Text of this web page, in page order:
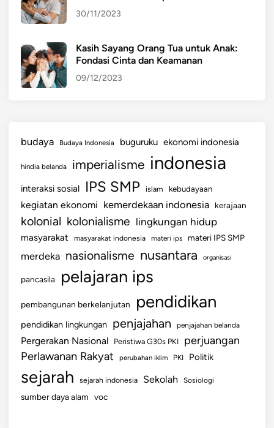
30/11/2023
Kasih Sayang Orang Tua untuk Anak:
Fondasi Cinta dan Keamanan
09/12/2023
budaya Budaya Indonesia buguruku ekonomi indonesia
hindia belanda imperialisme indonesia
interaksi sosial IPS SMP islam kebudayaan
kegiatan ekonomi kemerdekaan indonesia kerajaan
kolonial kolonialisme lingkungan hidup
masyarakat masyarakat indonesia materi ips materi IPS SMP
merdeka nasionalisme nusantara organisasi
pancasila pelajaran ips
pembangunan berkelanjutan pendidikan
pendidikan lingkungan penjajahan penjajahan belanda
Pergerakan Nasional Peristiwa G30s PKI perjuangan
Perlawanan Rakyat perubahan iklim PKI Politik
sejarah sejarah indonesia Sekolah Sosiologi
sumber daya alam voc